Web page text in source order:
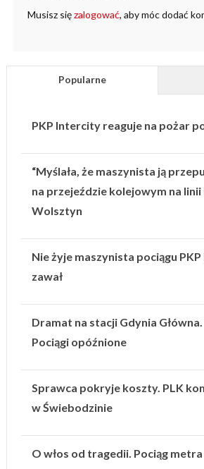
Musisz sięzalogować, aby móc dodać
Popularne
PKP Intercity reaguje na pożar
“Myślała, że maszynista ją
na przejeździe kolejowym na linii
Wolsztyn
Nie żyje maszynista pociągu
zawał
Dramat na stacji Gdynia
Pociągi opóźnione
Sprawca pokryje koszty. PLK
w Świebodzinie
O włos od tragedii. Pociąg